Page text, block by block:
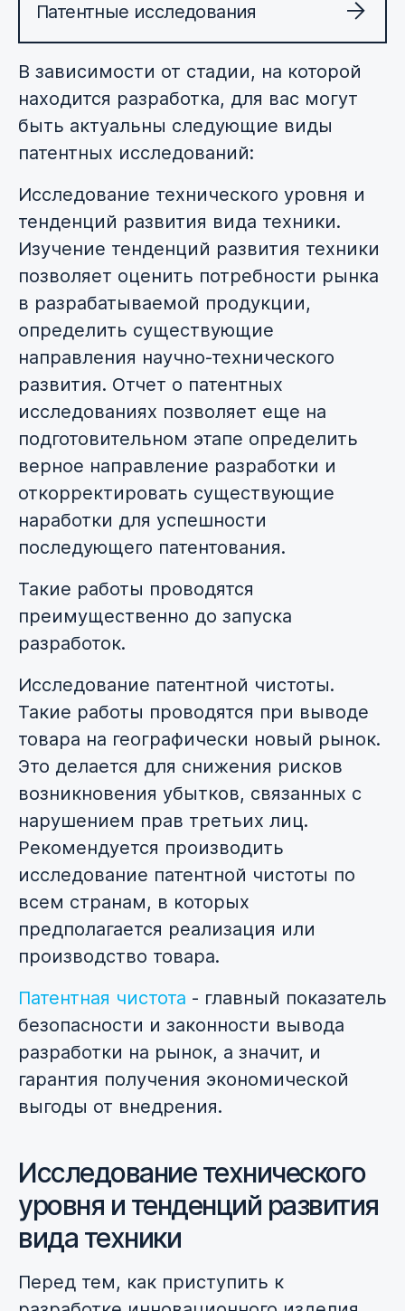
Патентные исследования
В зависимости от стадии, на которой
находится разработка, для вас могут
быть актуальны следующие виды
патентных исследований:
Исследование технического уровня и
тенденций развития вида техники.
Изучение тенденций развития техники
позволяет оценить потребности рынка
в разрабатываемой продукции,
определить существующие
направления научно-технического
развития. Отчет о патентных
исследованиях позволяет еще на
подготовительном этапе определить
верное направление разработки и
откорректировать существующие
наработки для успешности
последующего патентования.
Такие работы проводятся
преимущественно до запуска
разработок.
Исследование патентной чистоты.
Такие работы проводятся при выводе
товара на географически новый рынок.
Это делается для снижения рисков
возникновения убытков, связанных с
нарушением прав третьих лиц.
Рекомендуется производить
исследование патентной чистоты по
всем странам, в которых
предполагается реализация или
производство товара.
Патентная чистота - главный показатель
безопасности и законности вывода
разработки на рынок, а значит, и
гарантия получения экономической
выгоды от внедрения.
Исследование технического
уровня и тенденций развития
вида техники
Перед тем, как приступить к